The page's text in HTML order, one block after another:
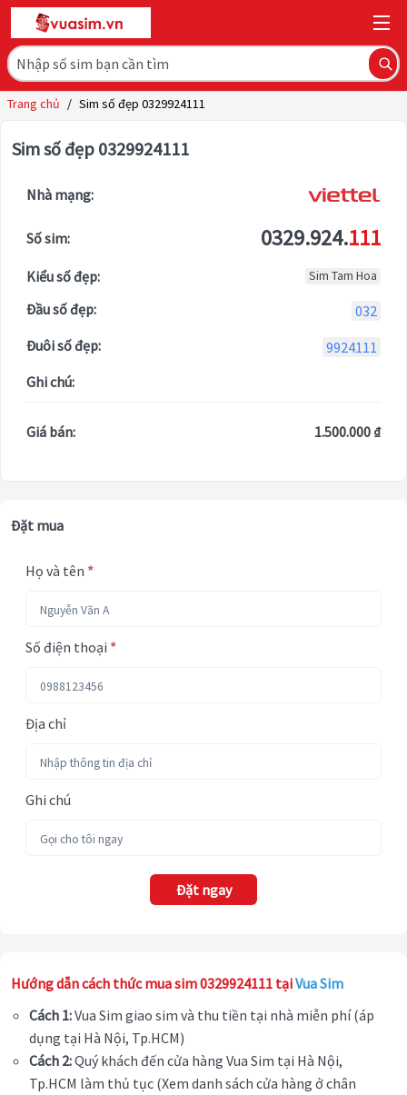
Trang chủ / Sim số đẹp 0329924111
Sim số đẹp 0329924111
Nhà mạng:
Số sim: 0329.924.111
Kiểu số đẹp: Sim Tam Hoa
Đầu số đẹp:
032
Đuôi số đẹp:
9924111
Ghi chú:
Giá bán: 1.500.000 ₫
Đặt mua
Họ và tên *
Số điện thoại *
Địa chỉ
Ghi chú
Đặt ngay
Hướng dẫn cách thức mua sim 0329924111 tạiVua Sim
Cách 1:Vua Sim giao sim và thu tiền tại nhà miễn phí (áp
dụng tại Hà Nội, Tp.HCM)
Cách 2:Quý khách đến cửa hàng Vua Sim tại Hà Nội,
Tp.HCM làm thủ tục (Xem danh sách cửa hàng ở chân